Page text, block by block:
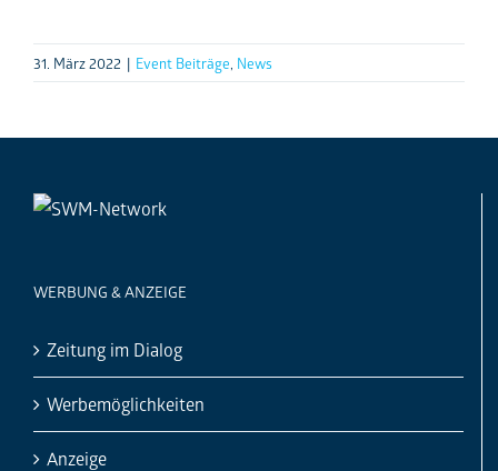
31. März 2022 | Event Beiträge News
WERBUNG & ANZEIGE
Zeitung im Dialog
Werbemöglichkeiten
Anzeige